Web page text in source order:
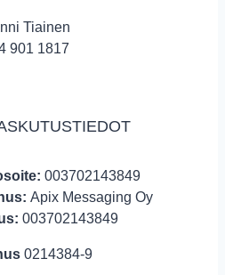
Tiainen
901 1817
003702143849
Apix Messaging Oy
003702143849
0214384-9